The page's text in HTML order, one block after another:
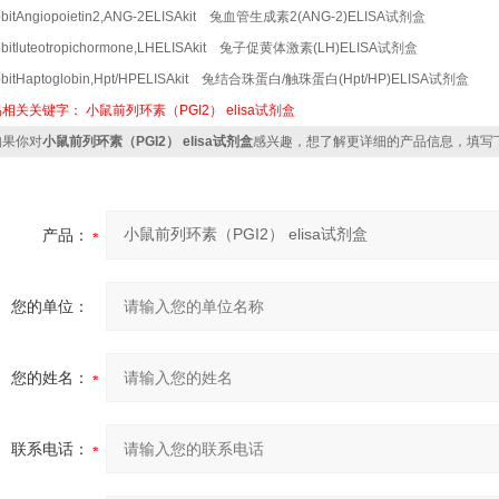
2ELISAkit 兔血管生成素2(ANG-2)ELISA试剂盒
兔子促黄体激素(LH)ELISA试剂盒
HPELISAkit 兔结合珠蛋白/触珠蛋白(Hpt/HP)ELISA试剂盒
关关键字： 小鼠前列环素（PGI2）
elisa试剂盒
你对小鼠前列环素（PGI2） elisa试剂盒感兴趣，想了解更详细的产品信息，填写
产品：
您的单位：
您的姓名：
联系电话：